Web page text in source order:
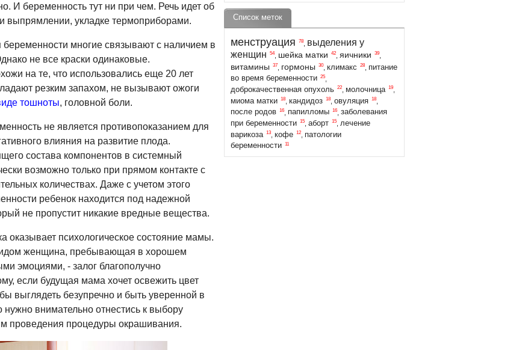
И беременность тут ни при чем. Речь идет об
выпрямлении, укладке термоприборами.
беременности многие связывают с наличием в
не все краски одинаковые.
на те, что использовались еще 20 лет
резким запахом, не вызывают ожоги
тошноты, головной боли.
не является противопоказанием для
влияния на развитие плода.
состава компонентов в системный
возможно только при прямом контакте с
количествах. Даже с учетом этого
ребенок находится под надежной
не пропустит никакие вредные вещества.
оказывает психологическое состояние мамы.
женщина, пребывающая в хорошем
эмоциями, - залог благополучно
если будущая мама хочет освежить цвет
выглядеть безупречно и быть уверенной в
нужно внимательно отнестись к выбору
проведения процедуры окрашивания.
Список меток
менструация 78
выделения у
женщин
54, шейка матки 42 яичники 39
витамины 37 гормоны 30, климакс 28
питание
во время беременности 25
доброкачественная опухоль 22 молочница 19
миома матки 18 кандидоз 18 овуляция 18
после родов 16 папилломы 16
заболевания
при беременности 15 аборт 15
лечение
варикоза 13 кофе 12
патологии
беременности 11